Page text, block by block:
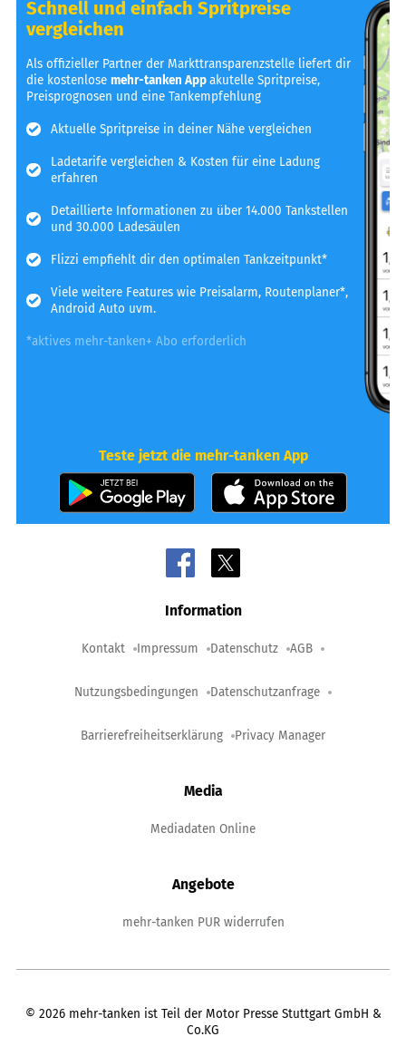
Schnell und einfach Spritpreise
vergleichen
Als offizieller Partner der Markttransparenzstelle liefert dir
die kostenlosemehr-tanken Appakutelle Spritpreise,
Preisprognosen und eine Tankempfehlung
Aktuelle Spritpreise in deiner Nähe vergleichen
Ladetarife vergleichen & Kosten für eine Ladung
erfahren
Detaillierte Informationen zu über 14.000 Tankstellen
und 30.000 Ladesäulen
Flizzi empfiehlt dir den optimalen Tankzeitpunkt*
Viele weitere Features wie Preisalarm, Routenplaner*,
Android Auto uvm.
*aktives mehr-tanken+ Abo erforderlich
Teste jetzt die mehr-tanken App
Information
Kontakt Impressum Datenschutz AGB
Nutzungsbedingungen Datenschutzanfrage
Barrierefreiheitserklärung Privacy Manager
Media
Mediadaten Online
Angebote
mehr-tanken PUR widerrufen
© 2026 mehr-tanken ist Teil der Motor Presse Stuttgart GmbH &
Co.KG